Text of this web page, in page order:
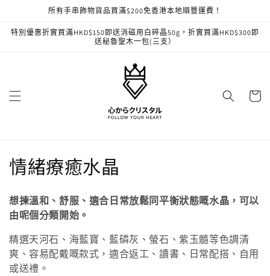
所有手串飾物貨品買滿$200免香港本地順豐運費！
特別優惠折實買滿HKD$150即送消磁用白碎晶50g，折實買滿HKD$300即
送秘魯聖木一包(三支）
物
商
品
系
列
:
情緒療癒水晶
想揀溫和、舒服、適合日常放鬆同平衡狀態嘅水晶，可以
由呢個分類開始。
精選天河石、海藍寶、藍磷灰、螢石、紫玉髓等色調清
爽、容易配戴嘅款式，適合返工、讀書、日常配搭、自用
或送禮。